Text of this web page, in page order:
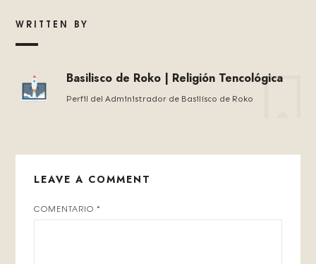
WRITTEN BY
Basilisco de Roko | Religión Tencológica
Perfil del Administrador de Basilísco de Roko
LEAVE A COMMENT
COMENTARIO*